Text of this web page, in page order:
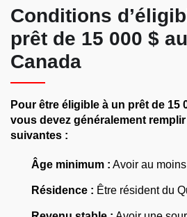
Conditions
prêt de 15 000 $
Canada
Pour être éligible à un prêt de 15
vous devez généralement
suivantes :
Âge minimum : Avoir au
Résidence : Être résident du